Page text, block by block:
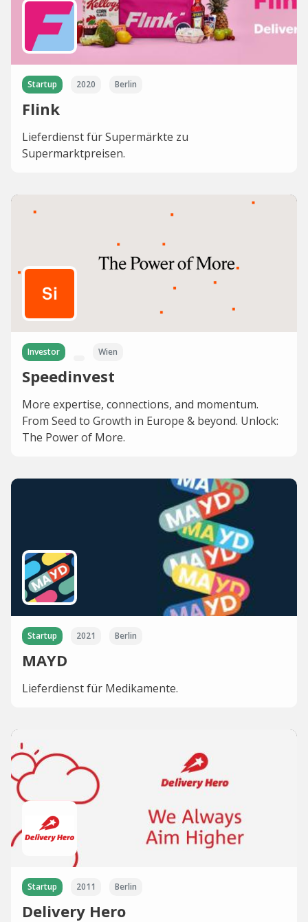
Startup 2020 Berlin
Flink
Lieferdienst für Supermärkte zu
Supermarktpreisen.
Investor Wien
Speedinvest
More expertise, connections, and momentum.
From Seed to Growth in Europe & beyond. Unlock:
The Power of More.
Startup 2021 Berlin
MAYD
Lieferdienst für Medikamente.
Startup 2011 Berlin
Delivery Hero